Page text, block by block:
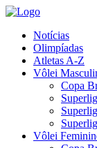
Notícias
Olimpíadas
Atletas A-Z
Vôlei
Copa
Vôlei